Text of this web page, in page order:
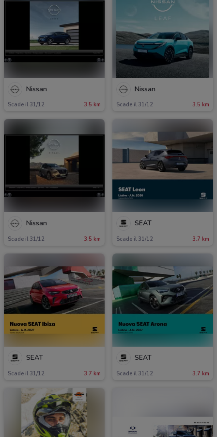
Nissan
Scade il 31/12 3.5 km
Nissan
Scade il 31/12 3.5 km
Nissan
Scade il 31/12 3.5 km
SEAT
Scade il 31/12 3.7 km
SEAT
Scade il 31/12 3.7 km
SEAT
Scade il 31/12 3.7 km